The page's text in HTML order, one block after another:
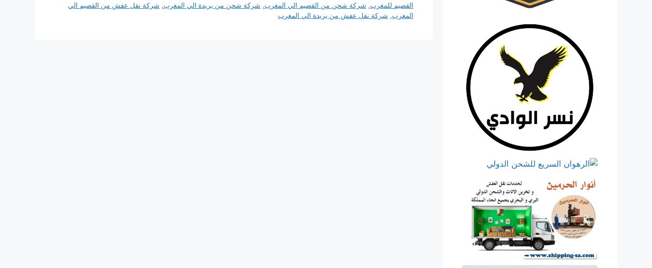
القصيم للمغرب, شركة شحن من القصيم الي المغرب, شركة شحن من بريدة الي المغرب, شركة نقل عفش من القصيم الي
المغرب, شركة نقل عفش من بريدة الي المغرب